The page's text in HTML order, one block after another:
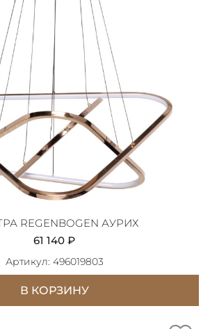
REGENBOGEN АУРИХ
61 140 ₽
Артикул: 496019803
В КОРЗИНУ